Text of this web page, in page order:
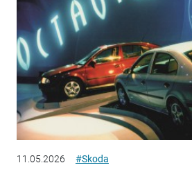
11.05.2026 #Skoda